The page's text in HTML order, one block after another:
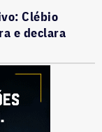
Clébio
e declara